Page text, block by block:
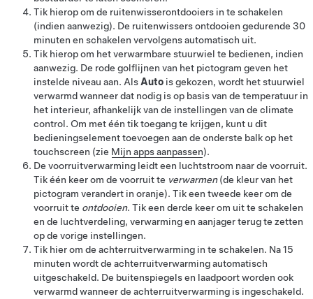
Tik hierop om de ruitenwisserontdooiers in te schakelen
(indien aanwezig). De ruitenwissers ontdooien gedurende 30
minuten en schakelen vervolgens automatisch uit.
Tik hierop om het verwarmbare stuurwiel te bedienen, indien
aanwezig. De rode golflijnen van het pictogram geven het
instelde niveau aan. AlsAuto is gekozen, wordt het stuurwiel
verwarmd wanneer dat nodig is op basis van de temperatuur in
het interieur, afhankelijk van de instellingen van de climate
control. Om met één tik toegang te krijgen, kunt u dit
bedieningselement toevoegen aan de onderste balk op het
touchscreen (zie Mijn apps aanpassen).
De voorruitverwarming leidt een luchtstroom naar de voorruit.
Tik één keer om de voorruit te verwarmen(de kleur van het
pictogram verandert in oranje). Tik een tweede keer om de
voorruit te ontdooien. Tik een derde keer om uit te schakelen
en de luchtverdeling, verwarming en aanjager terug te zetten
op de vorige instellingen.
Tik hier om de achterruitverwarming in te schakelen. Na 15
minuten wordt de achterruitverwarming automatisch
uitgeschakeld. De buitenspiegelsen laadpoortworden ook
verwarmd wanneer de achterruitverwarming is ingeschakeld.